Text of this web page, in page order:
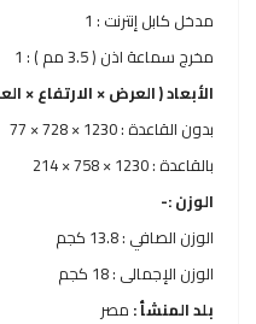
مدخل كابل إنترنت : 1
مخرج سماعة اذن ( 3.5 مم ) : 1
الأبعاد ( العرض × الارتفاع ×
بدون القاعدة : 1230 × 728 × 77
بالقاعدة : 1230 × 758 × 214
الوزن :-
الوزن الصافي : 13.8 كجم
الوزن الإجمالى : 18 كجم
بلد المنشأ : مصر